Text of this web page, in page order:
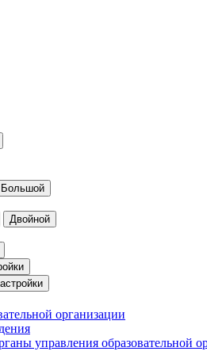
Большой
Двойной
организации
управления образовательной